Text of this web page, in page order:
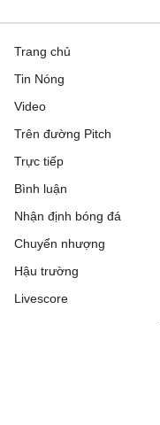
Trang chủ
Tin Nóng
Video
Trên đường Pitch
Trực tiếp
Bình luận
Nhận định bóng đá
Chuyển nhượng
Hậu trường
Livescore